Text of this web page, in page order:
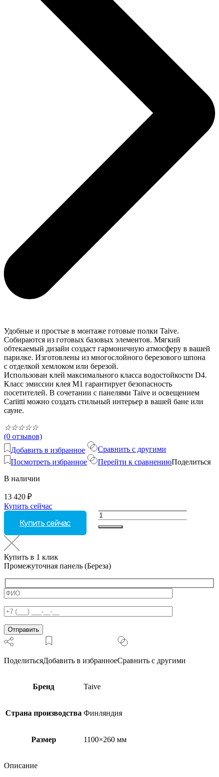
Удобные и простые в монтаже готовые полки Taive.
Собираются из готовых базовых элементов. Мягкий
обтекаемый дизайн создаст гармоничную атмосферу в вашей
парилке. Изготовлены из многослойного березового шпона
с отделкой хемлоком или березой.
Использован клей максимального класса водостойкости D4.
Класс эмиссии клея M1 гарантирует безопасность
посетителей. В сочетании с панелями Taive и освещением
Cariitti можно создать стильный интерьер в вашей бане или
сауне.
☆☆☆☆☆
(0 отзывов)
Добавить в избранное
Посмотреть избранное
Сравнить с другими
Перейти к сравнениюПоделиться
В наличии
13 420 ₽
Купить сейчас
Купить сейчас
Количество
Купить в 1 клик
Промежуточная панель (Береза)
ПоделитьсяДобавить в избранноеСравнить с другими
Бренд Taive
Страна производства Финляндия
Размер 1100×260 мм
Описание